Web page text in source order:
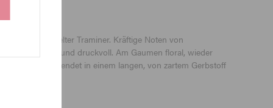
leichter verspielter Traminer. Kräftige Noten von
Sehr dicht und druckvoll. Am Gaumen floral, wieder
Der Wein endet in einem langen, von zartem Gerbstoff